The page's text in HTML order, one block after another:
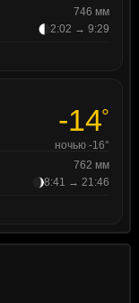
746 мм
2:02 → 9:29
-14°
ночью -16°
762 мм
8:41 → 21:46